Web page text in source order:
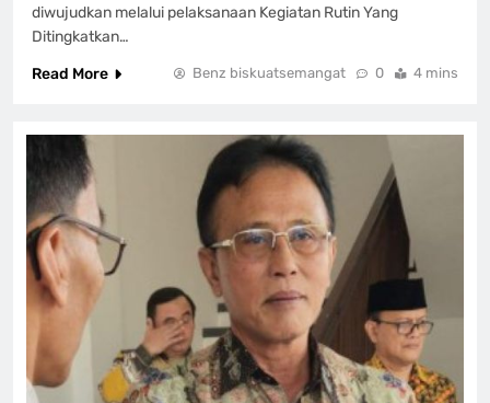
diwujudkan melalui pelaksanaan Kegiatan Rutin Yang
Ditingkatkan…
Read More
Benz biskuatsemangat 0 4 mins